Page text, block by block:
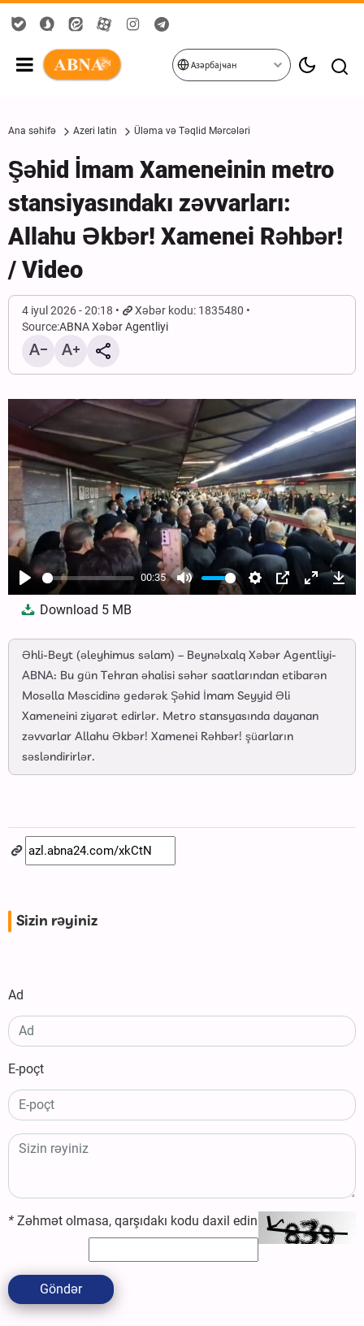
Азәрбајҹан
Ana səhifə Azeri latin Üləma və Təqlid Mərcələri
Şəhid İmam Xameneinin metro
stansiyasındakı zəvvarları:
Allahu Əkbər! Xamenei Rəhbər!
/ Video
4 iyul 2026 - 20:18
Xəbər kodu: 1835480
Source:ABNA Xəbər Agentliyi
Play
00:35
Mute Settings
PIP Enter
Download 5 MB
Əhli-Beyt (əleyhimus səlam) – Beynəlxalq Xəbər Agentliyi-
ABNA: Bu gün Tehran əhalisi səhər saatlarından etibarən
Mosəlla Məscidinə gedərək Şəhid İmam Seyyid Əli
Xameneini ziyarət edirlər. Metro stansyasında dayanan
zəvvarlar Allahu Əkbər! Xamenei Rəhbər! şüarların
səsləndirirlər.
Sizin rəyiniz
Ad
E-poçt
* Zəhmət olmasa, qarşıdakı kodu daxil edin
Göndər